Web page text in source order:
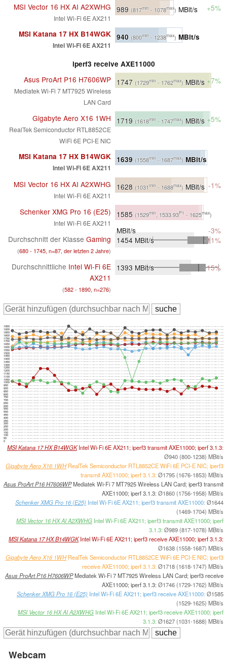
MSI Vector 16 HX AI A2XWHG
Intel Wi-Fi 6E AX211
989 (817min - 1078max) MBit/s +5%
MSI Katana 17 HX B14WGK
Intel Wi-Fi 6E AX211
940 (800min - 1238max) MBit/s
iperf3 receive AXE11000
Asus ProArt P16 H7606WP
Mediatek Wi-Fi 7 MT7925 Wireless
LAN Card
1747 (1729min - 1762max) MBit/s +7%
Gigabyte Aero X16 1WH
RealTek Semiconductor RTL8852CE
WiFi 6E PCI-E NIC
1719 (1618min - 1747max) MBit/s +5%
MSI Katana 17 HX B14WGK
Intel Wi-Fi 6E AX211
1639 (1558min - 1687max) MBit/s
MSI Vector 16 HX AI A2XWHG
Intel Wi-Fi 6E AX211
1628 (1031min - 1688max)MBit/s -1%
Schenker XMG Pro 16 (E25)
Intel Wi-Fi 6E AX211
1585 (1529min , 1533.93P1 - 1625max)
MBit/s
-3%
Durchschnitt der Klasse Gaming
(680 - 1745, n=87, der letzten 2 Jahre)
1454 MBit/s -11%
Durchschnittliche Intel Wi-Fi 6E
AX211
(582 - 1890, n=276)
1393 MBit/s -15%
0
50
100
150
200
250
300
350
400
450
500
550
600
650
700
750
800
850
900
950
1000
1050
1100
1150
1200
1250
1300
1350
1400
1450
1500
1550
1600
1650
1700
1750
1800
1850
1900
1950
MSI Katana 17 HX B14WGKIntel Wi-Fi 6E AX211; iperf3 transmit AXE11000; iperf 3.1.3:
Ø940 (800-1238) MBit/s
Gigabyte Aero X16 1WHRealTek Semiconductor RTL8852CE WiFi 6E PCI-E NIC; iperf3
transmit AXE11000; iperf 3.1.3:Ø1795 (1676-1853) MBit/s
Asus ProArt P16 H7606WPMediatek Wi-Fi 7 MT7925 Wireless LAN Card; iperf3 transmit
AXE11000; iperf 3.1.3: Ø1860 (1756-1958) MBit/s
Schenker XMG Pro 16 (E25) Intel Wi-Fi 6E AX211; iperf3 transmit AXE11000: Ø1644
(1469-1704) MBit/s
MSI Vector 16 HX AI A2XWHG Intel Wi-Fi 6E AX211; iperf3 transmit AXE11000; iperf
3.1.3: Ø989 (817-1078) MBit/s
MSI Katana 17 HX B14WGKIntel Wi-Fi 6E AX211; iperf3 receive AXE11000; iperf 3.1.3:
Ø1638 (1558-1687) MBit/s
Gigabyte Aero X16 1WHRealTek Semiconductor RTL8852CE WiFi 6E PCI-E NIC; iperf3
receive AXE11000; iperf 3.1.3:Ø1718 (1618-1747) MBit/s
Asus ProArt P16 H7606WPMediatek Wi-Fi 7 MT7925 Wireless LAN Card; iperf3 receive
AXE11000; iperf 3.1.3: Ø1746 (1729-1762) MBit/s
Schenker XMG Pro 16 (E25) Intel Wi-Fi 6E AX211; iperf3 receive AXE11000: Ø1585
(1529-1625) MBit/s
MSI Vector 16 HX AI A2XWHG Intel Wi-Fi 6E AX211; iperf3 receive AXE11000; iperf
3.1.3: Ø1627 (1031-1688) MBit/s
Webcam